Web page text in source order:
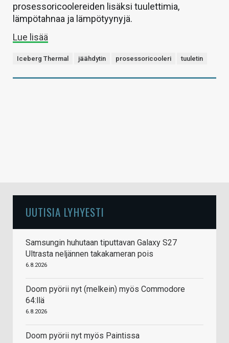
prosessoricoolereiden lisäksi tuulettimia,
lämpötahnaa ja lämpötyynyjä.
Lue lisää
Iceberg Thermal jäähdytin prosessoricooleri tuuletin
UUTISIA LYHYESTI
Samsungin huhutaan tiputtavan Galaxy S27
Ultrasta neljännen takakameran pois
6.8.2026
Doom pyörii nyt (melkein) myös Commodore
64:llä
6.8.2026
Doom pyörii nyt myös Paintissa